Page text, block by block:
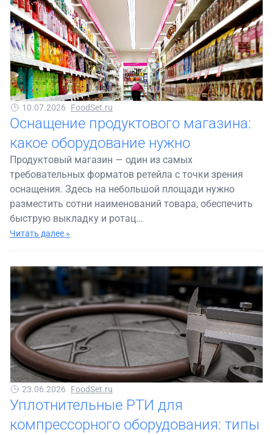
10.07.2026 FoodSet.ru
Оснащение продуктового магазина:
какое оборудование нужно
Продуктовый магазин — один из самых
требовательных форматов ретейла с точки зрения
оснащения. Здесь на небольшой площади нужно
разместить сотни наименований товара, обеспечить
быструю выкладку и ротац...
Читать далее »
23.06.2026 FoodSet.ru
Уплотнительные РТИ для
компрессорного оборудования: типы